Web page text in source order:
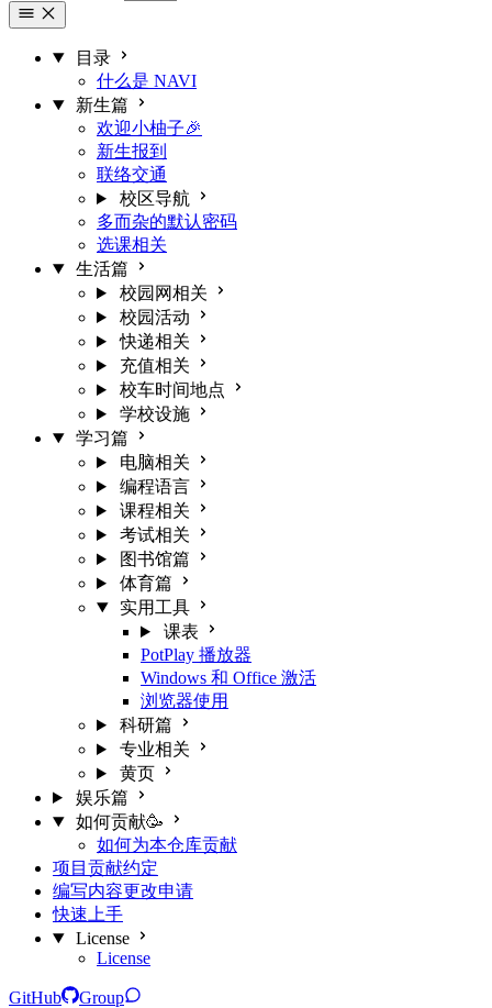
目录
什么是 NAVI
新生篇
欢迎小柚子🎉
新生报到
联络交通
校区导航
多而杂的默认密码
选课相关
生活篇
校园网相关
校园活动
快递相关
充值相关
校车时间地点
学校设施
学习篇
电脑相关
编程语言
课程相关
考试相关
图书馆篇
体育篇
实用工具
课表
PotPlay 播放器
Windows 和 Office 激活
浏览器使用
科研篇
专业相关
黄页
娱乐篇
如何贡献🥳
如何为本仓库贡献
项目贡献约定
编写内容更改申请
快速上手
License
License
GitHub
Group